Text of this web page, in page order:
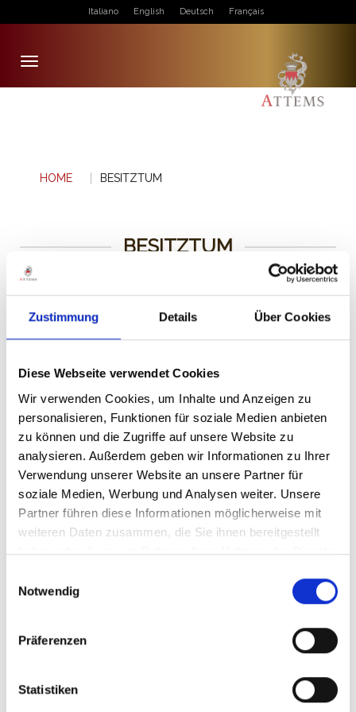
Zustimmung Details Über Cookies
Diese Webseite verwendet Cookies
Wir verwenden Cookies, um Inhalte und Anzeigen zu
personalisieren, Funktionen für soziale Medien anbieten
zu können und die Zugriffe auf unsere Website zu
analysieren. Außerdem geben wir Informationen zu Ihrer
Verwendung unserer Website an unsere Partner für
soziale Medien, Werbung und Analysen weiter. Unsere
Partner führen diese Informationen möglicherweise mit
weiteren Daten zusammen, die Sie ihnen bereitgestellt
haben oder die sie im Rahmen Ihrer Nutzung der Dienste
Notwendig
Präferenzen
Statistiken
Italiano English Deutsch Français
Toggle
navigation
HOME BESITZTUM
BESITZTUM
Seit 700 Jahren verbindet die Familie Frescobaldi Tradition,
Erfahrung und Innovation mit Kreativität und Streben nach
Die Familie hat immer versucht, die Vielfalt des toskanischen
der besten Weingüter der Region, waren die Familienmitglieder
stets darum bemüht, die Identität und die Selbstständigkeit jedes